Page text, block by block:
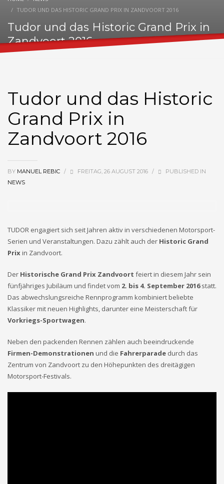
TUDOR UND DAS HISTORIC GRAND PRIX IN ZANDVOORT 2016
Tudor und das Historic Grand Prix in
Zandvoort 2016
Tudor und das Historic
Grand Prix in
Zandvoort 2016
BY MANUEL REBIC / FREITAG, 26 AUGUST 2016 /
PUBLISHED IN
NEWS
TUDOR engagiert sich seit Jahren aktiv in verschiedenen Motorsport-
Serien und Veranstaltungen. Dazu zählt auch der Historic Grand
Prix in Zandvoort.
Der Historische Grand Prix Zandvoort feiert in diesem Jahr sein
fünfjähriges Jubiläum und findet vom 2. bis 4. September 2016statt.
Das abwechslungsreiche Rennprogramm kombiniert beliebte
Klassiker mit neuen Highlights, darunter eine Meisterschaft für
Vorkriegs-Sportwagen.
Neben den packenden Rennen zählen auch beeindruckende
Firmen-Demonstrationen und die Fahrerparade durch das
Zentrum von Zandvoort zu den Höhepunkten des dreitägigen
Motorsport-Festivals.